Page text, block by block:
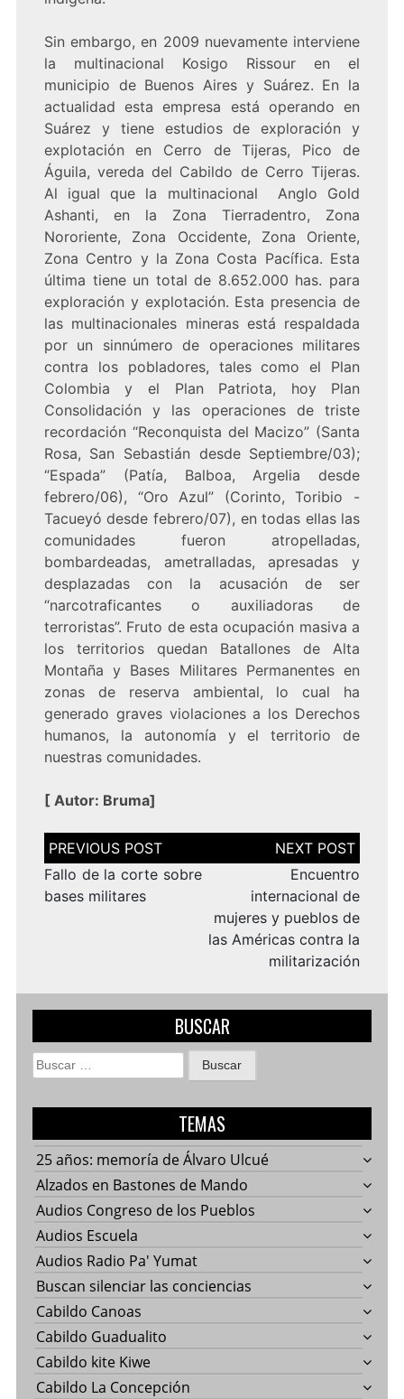
Sin embargo, en 2009 nuevamente interviene
la multinacional Kosigo Rissour en el
municipio de Buenos Aires y Suárez. En la
actualidad esta empresa está operando en
Suárez y tiene estudios de exploración y
explotación en Cerro de Tijeras, Pico de
Águila, vereda del Cabildo de Cerro Tijeras.
Al igual que la multinacional Anglo Gold
Ashanti, en la Zona Tierradentro, Zona
Nororiente, Zona Occidente, Zona Oriente,
Zona Centro y la Zona Costa Pacífica. Esta
última tiene un total de 8.652.000 has. para
exploración y explotación. Esta presencia de
las multinacionales mineras está respaldada
por un sinnúmero de operaciones militares
contra los pobladores, tales como el Plan
Colombia y el Plan Patriota, hoy Plan
Consolidación y las operaciones de triste
recordación “Reconquista del Macizo” (Santa
Rosa, San Sebastián desde Septiembre/03);
“Espada” (Patía, Balboa, Argelia desde
febrero/06), “Oro Azul” (Corinto, Toribio -
Tacueyó desde febrero/07), en todas ellas las
comunidades fueron atropelladas,
bombardeadas, ametralladas, apresadas y
desplazadas con la acusación de ser
“narcotraficantes o auxiliadoras de
terroristas”. Fruto de esta ocupación masiva a
los territorios quedan Batallones de Alta
Montaña y Bases Militares Permanentes en
zonas de reserva ambiental, lo cual ha
generado graves violaciones a los Derechos
humanos, la autonomía y el territorio de
nuestras comunidades.
[ Autor: Bruma]
Navegación
de
entradas
Fallo de la corte sobre
bases militares
Encuentro
internacional de
mujeres y pueblos de
las Américas contra la
militarización
BUSCAR
Buscar:
TEMAS
25 años: memoría de Álvaro Ulcué
Alzados en Bastones de Mando
Audios Congreso de los Pueblos
Audios Escuela
Audios Radio Pa' Yumat
Buscan silenciar las conciencias
Cabildo Canoas
Cabildo Guadualito
Cabildo kite Kiwe
Cabildo La Concepción